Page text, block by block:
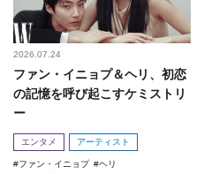
2026.07.24
ファン・イニョプ＆ヘリ、初恋
の記憶を呼び起こすケミストリ
ー
エンタメ アーティスト
ファン・イニョプ
ヘリ